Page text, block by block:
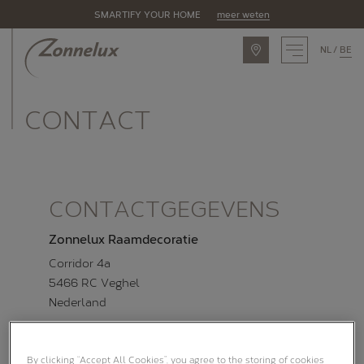
SMARTIFY YOUR HOME meer weten
OPLOSSINGEN
Eigenschappen
Ruimtes
NL BE
CONTACT
CONTACTGEGEVENS
Zonnelux Raamdecoratie
Corridor 4a
5466 RC Veghel
Nederland
5460 AE Veghel
By clicking “Accept All Cookies”, you agree to the storing of cookies